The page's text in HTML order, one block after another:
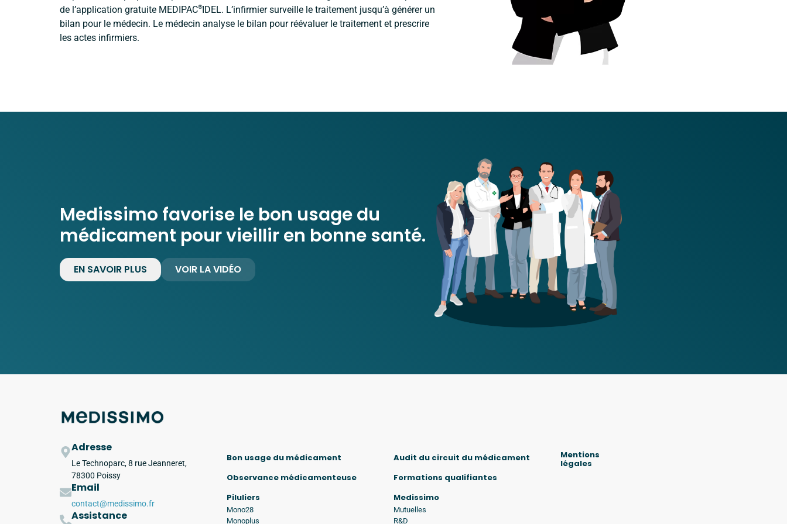
de l’application gratuite MEDIPAC®IDEL. L’infirmier surveille le traitement jusqu’à générer un
bilan pour le médecin. Le médecin analyse le bilan pour réévaluer le traitement et prescrire
les actes infirmiers.
Medissimo favorise le bon usage du
médicament pour vieillir en bonne santé.
EN SAVOIR PLUS VOIR LA VIDÉO
Adresse
Le Technoparc, 8 rue Jeanneret,
78300 Poissy
Email
contact@medissimo.fr
Assistance
Bon usage du médicament
Observance médicamenteuse
Piluliers
Mono28
Monoplus
Audit du circuit du médicament
Formations qualifiantes
Medissimo
Mutuelles
R&D
Mentions
légales